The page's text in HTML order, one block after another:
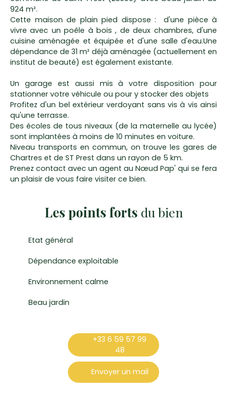
924 m².
Cette maison de plain pied dispose : d'une pièce à
vivre avec un poêle à bois , de deux chambres, d'une
cuisine aménagée et équipée et d'une salle d'eau.Une
dépendance de 31 m² déjà aménagée (actuellement en
institut de beauté) est également existante.
Un garage est aussi mis à votre disposition pour
stationner votre véhicule ou pour y stocker des objets
Profitez d'un bel extérieur verdoyant sans vis à vis ainsi
qu'une terrasse.
Des écoles de tous niveaux (de la maternelle au lycée)
sont implantées à moins de 10 minutes en voiture.
Niveau transports en commun, on trouve les gares de
Chartres et de ST Prest dans un rayon de 5 km.
Prenez contact avec un agent au Nœud Pap' qui se fera
un plaisir de vous faire visiter ce bien.
Les points forts du bien
Etat général
Dépendance exploitable
Environnement calme
Beau jardin
+33 6 59 57 99
48
Envoyer un mail